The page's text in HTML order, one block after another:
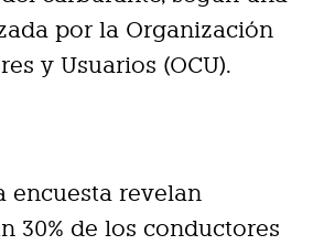
por la Organización
y Usuarios (OCU).
encuesta revelan
30% de los conductores